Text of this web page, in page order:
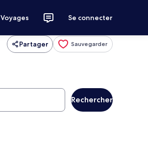
Voyages Se connecter
Partager Sauvegarder
Rechercher